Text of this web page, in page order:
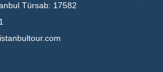
Türsab: 17582